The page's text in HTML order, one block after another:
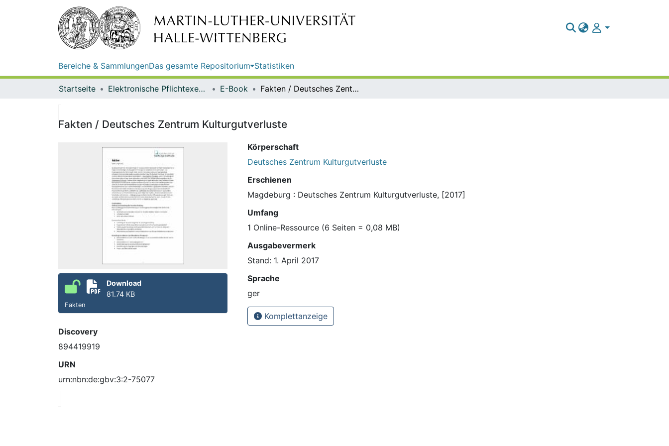
Bereiche & SammlungenDas gesamte Repositorium Statistiken
Startseite Elektronische Pflichtexemplare E-Book Fakten / Deutsches Zentrum Kulturgutverluste
Fakten / Deutsches Zentrum Kulturgutverluste
Download
81.74 KB
Fakten
Discovery
894419919
URN
urn:nbn:de:gbv:3:2-75077
Körperschaft
Deutsches Zentrum Kulturgutverluste
Erschienen
Magdeburg : Deutsches Zentrum Kulturgutverluste, [2017]
Umfang
1 Online-Ressource (6 Seiten = 0,08 MB)
Ausgabevermerk
Stand: 1. April 2017
Sprache
ger
Komplettanzeige